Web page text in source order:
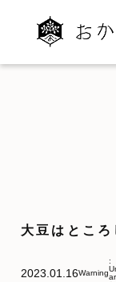
大豆はところ
2023.01.16Warning
: